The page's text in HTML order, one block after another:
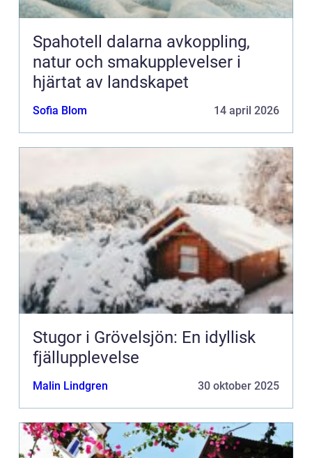
Spahotell dalarna avkoppling,
natur och smakupplevelser i
hjärtat av landskapet
Sofia Blom 14 april 2026
Stugor i Grövelsjön: En idyllisk
fjällupplevelse
Malin Lindgren 30 oktober 2025